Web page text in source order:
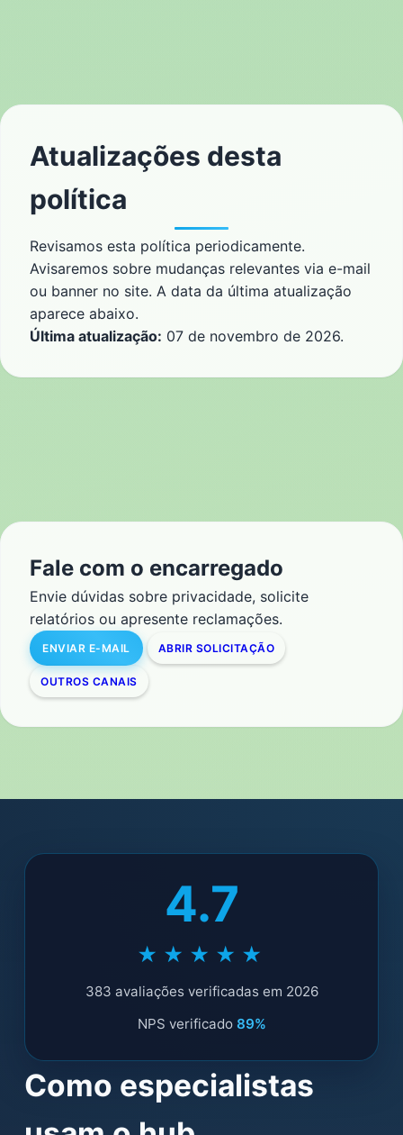
Atualizações desta
política
Revisamos esta política periodicamente.
Avisaremos sobre mudanças relevantes via e-mail
ou banner no site. A data da última atualização
aparece abaixo.
Última atualização: 07 de novembro de 2026.
Fale com o encarregado
Envie dúvidas sobre privacidade, solicite
relatórios ou apresente reclamações.
ENVIAR E-MAIL ABRIR SOLICITAÇÃO
OUTROS CANAIS
4.7
★★★★★
383 avaliações verificadas em 2026
NPS verificado 89%
Como especialistas